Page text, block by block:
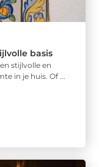
basis
stijlvolle en
in je huis. Of ...